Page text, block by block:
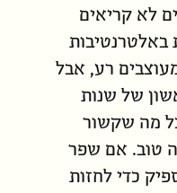
לא קריאים
באלטרנטיבות
רע, אבל
של שנות
מה שקשור
טוב. אם שפר
כדי לחזות